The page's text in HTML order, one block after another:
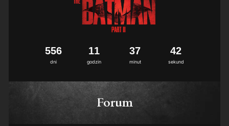
dni
556
godzin
11
minut
37
sekund
41
2
Forum